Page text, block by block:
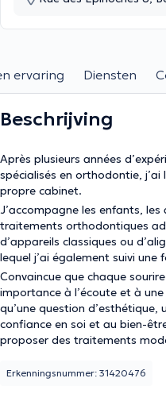
ervaring Diensten
Beschrijving
Après plusieurs années
spécialisés en orthodontie,
propre cabinet.
J’accompagne les enfants,
traitements orthodontiques
d’appareils classiques ou
lequel j’ai également suivi
Convaincue que chaque
importance à l’écoute et à
qu’une question
confiance en soi et au bien-
proposer des traitements
Erkenningsnummer: 31420476